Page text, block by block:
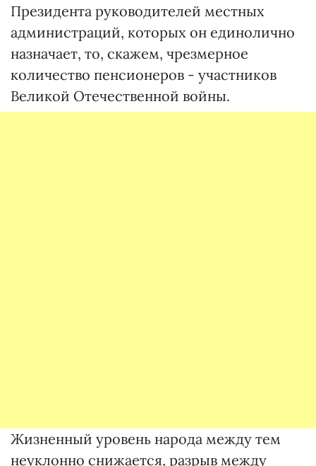
Президента руководителей местных
администраций, которых он единолично
назначает, то, скажем, чрезмерное
количество пенсионеров - участников
Великой Отечественной войны.
Жизненный уровень народа между тем
неуклонно снижается, разрыв между